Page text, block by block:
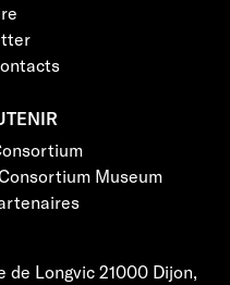
Museum
de Longvic 21000 Dijon,